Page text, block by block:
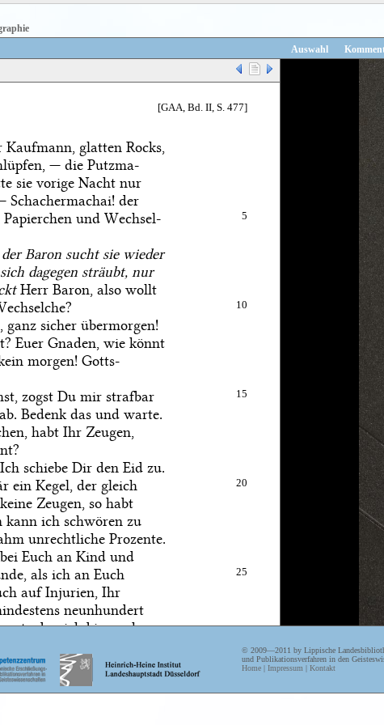
Auswahl
[GAA, Bd. II, S. 477]
glatten Rocks,
— die Putzma-
sie vorige Nacht nur
Schachermachai! der
5
und Wechsel-
Baron sucht sie wieder
dagegen sträubt, nur
Herr Baron, also wollt
10
sicher übermorgen!
Euer Gnaden, wie könnt
morgen! Gotts-
15
zogst Du mir strafbar
Bedenk das und warte.
habt Ihr Zeugen,
schiebe Dir den Eid zu.
20
ein Kegel, der gleich
Zeugen, so habt
ich schwören zu
unrechtliche Prozente.
Euch an Kind und
25
als ich an Euch
auf Injurien, Ihr
neunhundert
aber ich bin auch
30
mit der Tür das Gesicht!
Quetschet,
hier ists
© 2009—2011 by Lippische
und Publikationsverfahren in den
Home | Impressum | Kontakt